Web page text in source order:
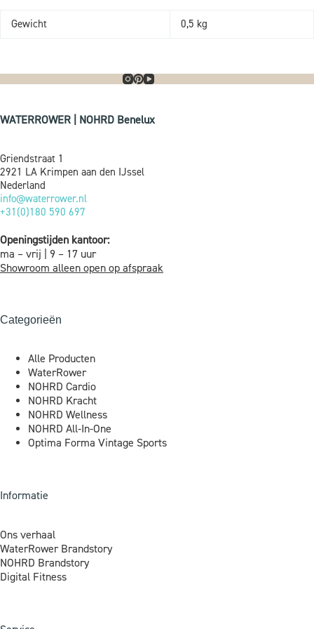
Gewicht 0,5 kg
WATERROWER | NOHRD Benelux
Griendstraat 1
2921 LA Krimpen aan den IJssel
Nederland
info@waterrower.nl
+31(0)180 590 697
Openingstijden kantoor:
ma – vrij | 9 – 17 uur
Showroom alleen open op afspraak
Categorieën
Alle Producten
WaterRower
NOHRD Cardio
NOHRD Kracht
NOHRD Wellness
NOHRD All-In-One
Optima Forma Vintage Sports
Informatie
Ons verhaal
WaterRower Brandstory
NOHRD Brandstory
Digital Fitness